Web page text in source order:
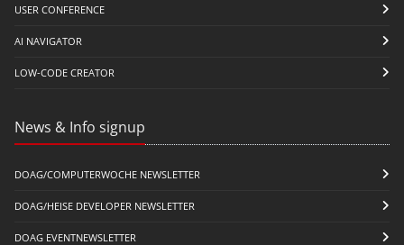
USER CONFERENCE
AI NAVIGATOR
LOW-CODE CREATOR
News & Info signup
DOAG/COMPUTERWOCHE NEWSLETTER
DOAG/HEISE DEVELOPER NEWSLETTER
DOAG EVENTNEWSLETTER